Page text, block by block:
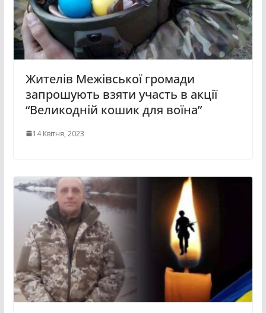
Жителів Межівської громади
запрошують взяти участь в акції
“Великодній кошик для воїна”
14 Квітня, 2023